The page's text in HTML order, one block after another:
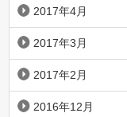
2017年4月
2017年3月
2017年2月
2016年12月